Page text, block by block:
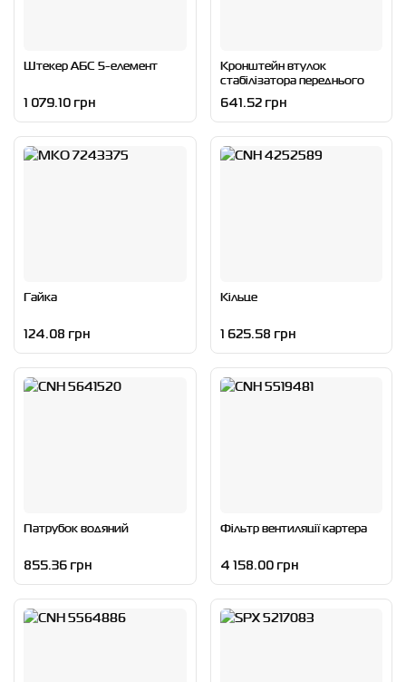
Штекер АБС 5-елемент
1 079.10 грн
Кронштейн втулок
стабiлiзатора переднього
641.52 грн
Гайка
124.08 грн
Кільце
1 625.58 грн
Патрубок водяний
855.36 грн
Фільтр вентиляції картера
4 158.00 грн